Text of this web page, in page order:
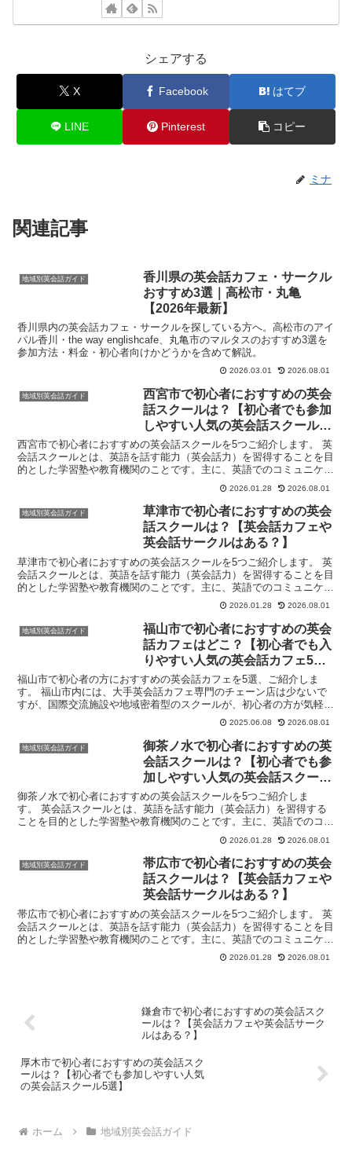
シェアする
X Facebook はてブ
LINE Pinterest コピー
ミナ
関連記事
地域別英会話ガイド
香川県の英会話カフェ・サークル
おすすめ3選｜高松市・丸亀
【2026年最新】
香川県内の英会話カフェ・サークルを探している方へ。高松市のアイ
パル香川・the way englishcafe、丸亀市のマルタスのおすすめ3選を
参加方法・料金・初心者向けかどうかを含めて解説。
2026.03.01 2026.08.01
地域別英会話ガイド
西宮市で初心者におすすめの英会
話スクールは？【初心者でも参加
しやすい人気の英会話スクール5
選】
西宮市で初心者におすすめの英会話スクールを5つご紹介します。 英
会話スクールとは、英語を話す能力（英会話力）を習得することを目
的とした学習塾や教育機関のことです。主に、英語でのコミュニケー
ション能力を高めたいと考える人々（学生、社会人、シニ...
2026.01.28 2026.08.01
地域別英会話ガイド
草津市で初心者におすすめの英会
話スクールは？【英会話カフェや
英会話サークルはある？】
草津市で初心者におすすめの英会話スクールを5つご紹介します。 英
会話スクールとは、英語を話す能力（英会話力）を習得することを目
的とした学習塾や教育機関のことです。主に、英語でのコミュニケー
ション能力を高めたいと考える人々（学生、社会人、シニ...
2026.01.28 2026.08.01
地域別英会話ガイド
福山市で初心者におすすめの英会
話カフェはどこ？【初心者でも入
りやすい人気の英会話カフェ5
選】
福山市で初心者の方におすすめの英会話カフェを5選、ご紹介しま
す。 福山市内には、大手英会話カフェ専門のチェーン店は少ないで
すが、国際交流施設や地域密着型のスクールが、初心者の方が気軽に
英会話に触れられる機会を提供しています。ここでは、福山市...
2025.06.08 2026.08.01
地域別英会話ガイド
御茶ノ水で初心者におすすめの英
会話スクールは？【初心者でも参
加しやすい人気の英会話スクール
5選】
御茶ノ水で初心者におすすめの英会話スクールを5つご紹介しま
す。 英会話スクールとは、英語を話す能力（英会話力）を習得する
ことを目的とした学習塾や教育機関のことです。主に、英語でのコミ
ュニケーション能力を高めたいと考える人々（学生、社会人、シ...
2026.01.28 2026.08.01
地域別英会話ガイド
帯広市で初心者におすすめの英会
話スクールは？【英会話カフェや
英会話サークルはある？】
帯広市で初心者におすすめの英会話スクールを5つご紹介します。 英
会話スクールとは、英語を話す能力（英会話力）を習得することを目
的とした学習塾や教育機関のことです。主に、英語でのコミュニケー
ション能力を高めたいと考える人々（学生、社会人、シニ...
2026.01.28 2026.08.01
鎌倉市で初心者におすすめの英会話スク
ールは？【英会話カフェや英会話サーク
ルはある？】
厚木市で初心者におすすめの英会話スク
ールは？【初心者でも参加しやすい人気
の英会話スクール5選】
ホーム 地域別英会話ガイド